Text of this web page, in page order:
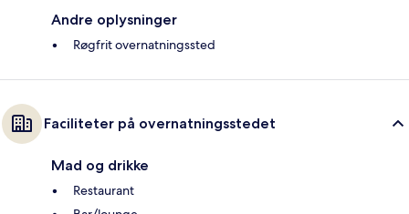
Andre oplysninger
Røgfrit overnatningssted
Faciliteter på overnatningsstedet
Mad og drikke
Restaurant